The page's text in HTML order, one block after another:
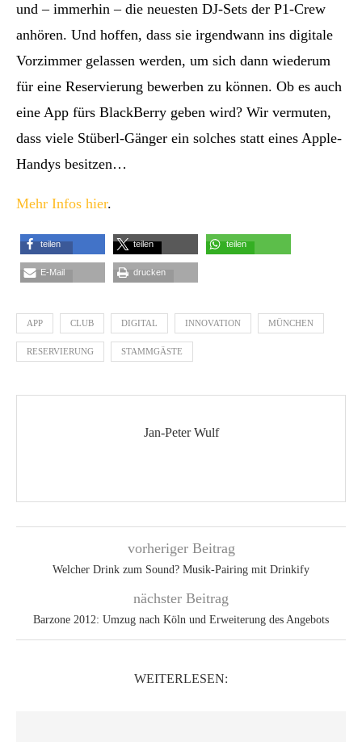
und – immerhin – die neuesten DJ-Sets der P1-Crew
anhören. Und hoffen, dass sie irgendwann ins digitale
Vorzimmer gelassen werden, um sich dann wiederum
für eine Reservierung bewerben zu können. Ob es auch
eine App fürs BlackBerry geben wird? Wir vermuten,
dass viele Stüberl-Gänger ein solches statt eines Apple-
Handys besitzen…
Mehr Infos hier.
teilen teilen teilen
E-Mail drucken
APP CLUB DIGITAL INNOVATION MÜNCHEN
RESERVIERUNG STAMMGÄSTE
Jan-Peter Wulf
vorheriger Beitrag
Welcher Drink zum Sound? Musik-Pairing mit Drinkify
nächster Beitrag
Barzone 2012: Umzug nach Köln und Erweiterung des Angebots
WEITERLESEN: